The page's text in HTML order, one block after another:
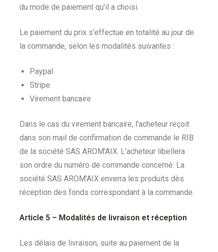
du mode de paiement qu’il a choisi.
Le paiement du prix s’effectue en totalité au jour de
la commande, selon les modalités suivantes :
Paypal
Stripe
Virement bancaire
Dans le cas du virement bancaire, l’acheteur reçoit
dans son mail de confirmation de commande le RIB
de la société SAS AROM’AIX. L’acheteur libellera
son ordre du numéro de commande concerné. La
société SAS AROM’AIX enverra les produits dès
réception des fonds correspondant à la commande.
Article 5 – Modalités de livraison et réception
Les délais de livraison, suite au paiement de la